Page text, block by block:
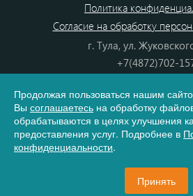
Политика
Согласие на обработку
г. Тула, ул.
+7(4872)702-
8(800) 555-80-
e-mail:
Продолжая пользоваться нашим
Вы соглашаетесь на обработку
обрабатываются в целях улучшения
предоставления услуг. Подробнее в
конфиденциальности.
Принять